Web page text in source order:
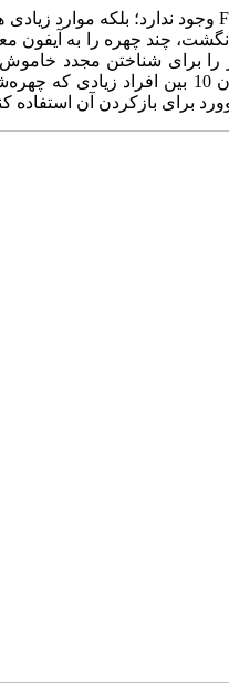
چند چهره را به آیفون
برای شناختن مجدد خاموش
دهید. این تمام ماجرا نیست؛ اگر
برای بازکردن آن استفاده